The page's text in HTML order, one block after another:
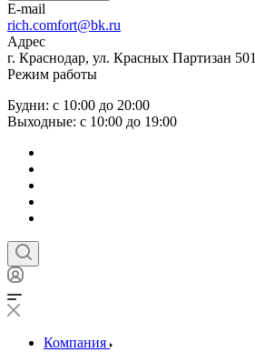
E-mail
rich.comfort@bk.ru
Адрес
г. Краснодар, ул. Красных Партизан 501
Режим работы
Будни: с 10:00 до 20:00
Выходные: с 10:00 до 19:00
Компания